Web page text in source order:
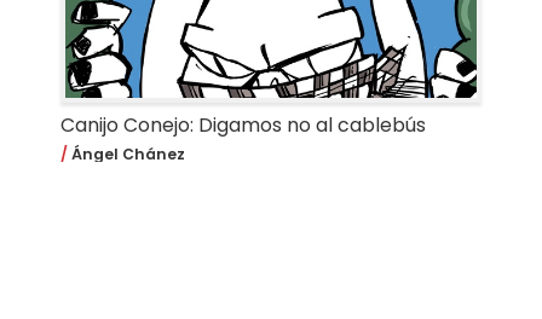
Canijo Conejo: Digamos no al cablebús
Ángel Chánez